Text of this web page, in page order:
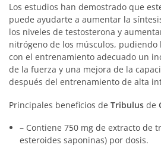
Los estudios han demostrado que
puede ayudarte a aumentar la
los niveles de testosterona y
nitrógeno de los músculos,
con el entrenamiento adecuado un
de la fuerza y una mejora de la
después del entrenamiento de alta
Principales beneficios de Tribulus de
– Contiene 750 mg de extracto de
esteroides saponinas) por dosis.